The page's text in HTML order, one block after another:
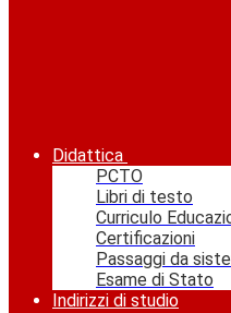
Didattica
PCTO
Libri di testo
Curriculo
Certificazioni
Passaggi da
Esame di Stato
Indirizzi di studio